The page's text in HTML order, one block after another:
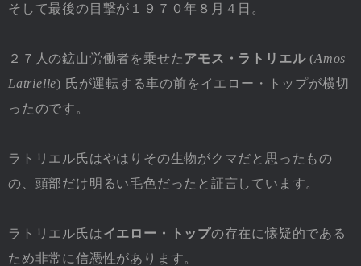
そして最後の目撃が１９７０年８月４日。
２７人の鉱山労働者を乗せたアモス・ラトリエル(Amos
Latrielle) 氏が運転する車の前をイエロー・トップが横切
ったのです。
ラトリエル氏はやはりその生物がクマだと思ったもの
の、頭部だけ明るい毛色だったと証言しています。
ラトリエル氏はイエロー・トップの存在に懐疑的である
ため非常に信憑性があります。